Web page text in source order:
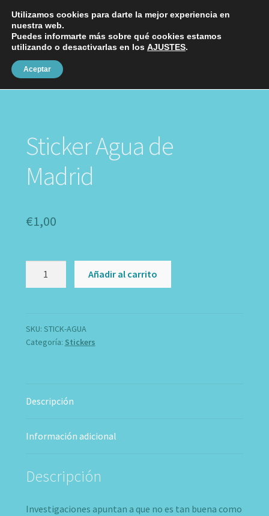
Ir
a
la
navegación
Ir
al
contenido
Fundas
Láminas
Charms
Stickers
Complementos
Inicio Stickers
Sticker Agua de
Madrid
€1,00
cantidad
Añadir al carrito
SKU: STICK-AGUA
Categoría: Stickers
Descripción
Información adicional
Descripción
Investigaciones apuntan a que no es tan buena como
Utilizamos cookies para darte la mejor experiencia en
nuestra web.
Puedes informarte más sobre qué cookies estamos
utilizando o desactivarlas en los AJUSTES.
Aceptar